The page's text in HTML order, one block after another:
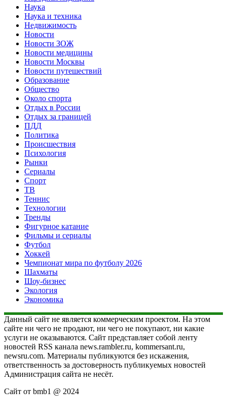
Наука
Наука и техника
Недвижимость
Новости
Новости ЗОЖ
Новости медицины
Новости Москвы
Новости путешествий
Образование
Общество
Около спорта
Отдых в России
Отдых за границей
ПДД
Политика
Происшествия
Психология
Рынки
Сериалы
Спорт
ТВ
Теннис
Технологии
Тренды
Фигурное катание
Фильмы и сериалы
Футбол
Хоккей
Чемпионат мира по футболу 2026
Шахматы
Шоу-бизнес
Экология
Экономика
Данный сайт не является коммерческим проектом. На этом
сайте ни чего не продают, ни чего не покупают, ни какие
услуги не оказываются. Сайт представляет собой ленту
новостей RSS канала news.rambler.ru, kommersant.ru,
newsru.com. Материалы публикуются без искажения,
ответственность за достоверность публикуемых новостей
Администрация сайта не несёт.
Сайт от bmb1 @ 2024